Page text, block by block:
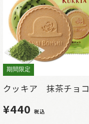
期間限定
クッキア 抹茶チョコ
¥440税込